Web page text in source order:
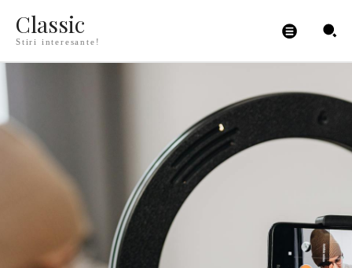
Classic
Stiri interesante!